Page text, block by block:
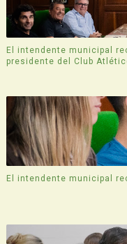
El intendente municipal
presidente del Club
El intendente municipal